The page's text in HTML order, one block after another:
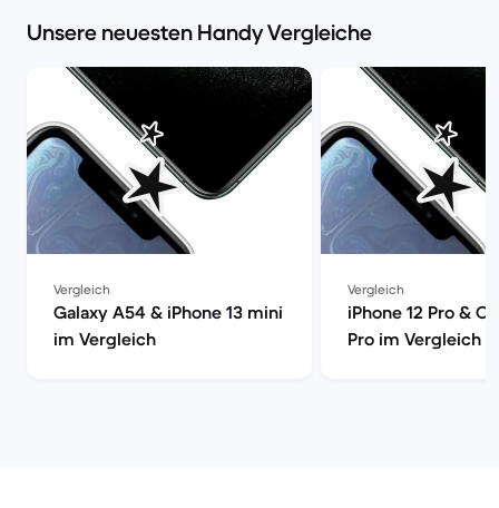
Unsere neuesten Handy Vergleiche
Vergleich
Galaxy A54 & iPhone 13 mini
im Vergleich
Vergleich
iPhone 12 Pro &
Pro im Vergleich